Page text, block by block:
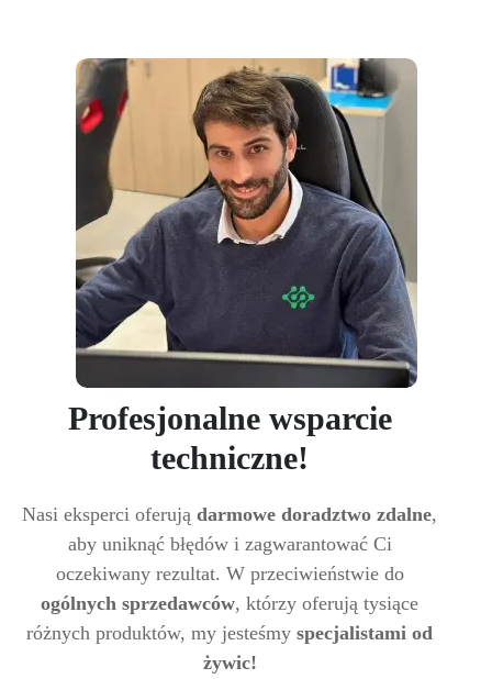
Profesjonalne wsparcie
techniczne!
Nasi eksperci oferują darmowe doradztwo zdalne,
aby uniknąć błędów i zagwarantować Ci
oczekiwany rezultat. W przeciwieństwie do
ogólnych sprzedawców, którzy oferują tysiące
różnych produktów, my jesteśmy specjalistami od
żywic!